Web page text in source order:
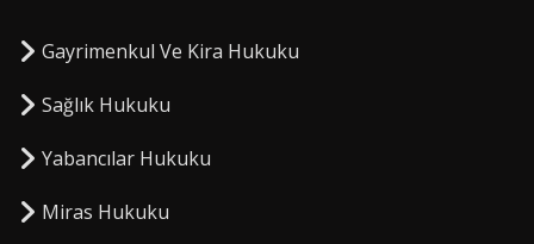
Gayrimenkul Ve Kira Hukuku
Sağlık Hukuku
Yabancılar Hukuku
Miras Hukuku